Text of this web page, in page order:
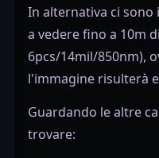
In alternativa ci sono
a vedere fino a 10m
6pcs/14mil/850nm),
l'immagine risulterà
Guardando le altre
trovare: